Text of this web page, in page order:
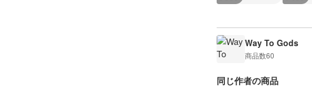
Way To Gods
商品数60
同じ作者の商品